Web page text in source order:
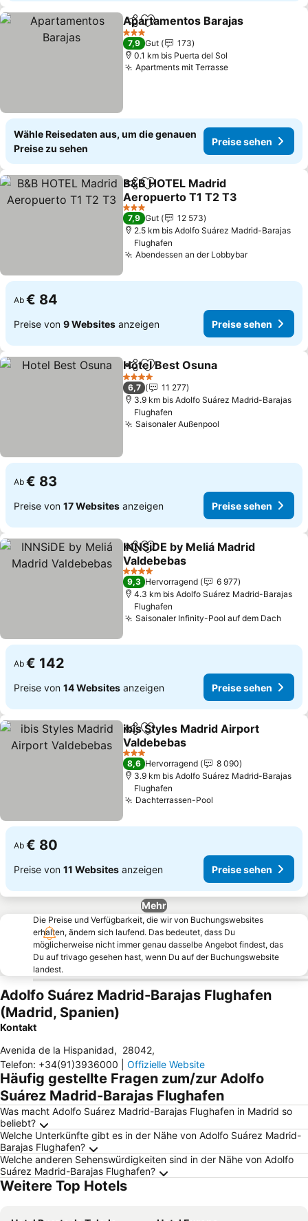
TeilenZu Favoriten hinzufügen
Apartamentos Barajas
3 Sterne
7,9 Gut
173
0.1 km bis Puerta del Sol
Apartments mit Terrasse
Wähle Reisedaten aus, um die genauen
Preise zu sehen
Preise sehen
TeilenZu Favoriten hinzufügen
B&B HOTEL Madrid
Aeropuerto T1 T2 T3
3 Sterne
7,9 Gut
12 573
2.5 km bis Adolfo Suárez Madrid-Barajas
Flughafen
Abendessen an der Lobbybar
Ab € 84
Preise von 9 Websites anzeigen Preise sehen
TeilenZu Favoriten hinzufügen
Hotel Best Osuna
4 Sterne
6,7
11 277
3.9 km bis Adolfo Suárez Madrid-Barajas
Flughafen
Saisonaler Außenpool
Ab € 83
Preise von 17 Websites anzeigen Preise sehen
TeilenZu Favoriten hinzufügen
INNSiDE by Meliá Madrid
Valdebebas
4 Sterne
9,3 Hervorragend
6 977
4.3 km bis Adolfo Suárez Madrid-Barajas
Flughafen
Saisonaler Infinity-Pool auf dem Dach
Ab € 142
Preise von 14 Websites anzeigen Preise sehen
TeilenZu Favoriten hinzufügen
ibis Styles Madrid Airport
Valdebebas
3 Sterne
8,6 Hervorragend
8 090
3.9 km bis Adolfo Suárez Madrid-Barajas
Flughafen
Dachterrassen-Pool
Ab € 80
Preise von 11 Websites anzeigen Preise sehen
Mehr
Die Preise und Verfügbarkeit, die wir von Buchungswebsites
erhalten, ändern sich laufend. Das bedeutet, dass Du
möglicherweise nicht immer genau dasselbe Angebot findest, das
Du auf trivago gesehen hast, wenn Du auf der Buchungswebsite
landest.
Adolfo Suárez Madrid-Barajas Flughafen
(Madrid, Spanien)
Kontakt
Avenida de la Hispanidad, 28042,
Telefon: +34(91)3936000 Offizielle Website
Häufig gestellte Fragen zum/zur Adolfo
Suárez Madrid-Barajas Flughafen
Was macht Adolfo Suárez Madrid-Barajas Flughafen in Madrid so
beliebt?
Welche Unterkünfte gibt es in der Nähe von Adolfo Suárez Madrid-
Barajas Flughafen?
Welche anderen Sehenswürdigkeiten sind in der Nähe von Adolfo
Suárez Madrid-Barajas Flughafen?
Weitere Top Hotels